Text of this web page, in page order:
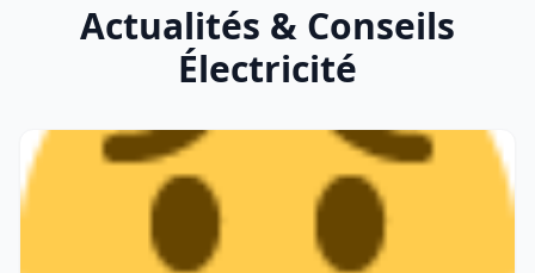
Actualités & Conseils
Électricité